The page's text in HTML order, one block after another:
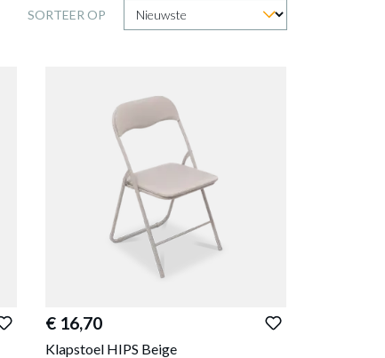
SORTEER OP
€ 16,70
Klapstoel HIPS Beige